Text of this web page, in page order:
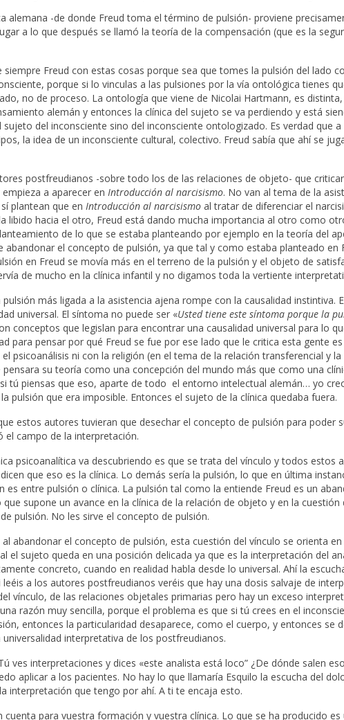
alemana -de donde Freud toma el término de pulsión- proviene
a lo que después se llamó la teoría de la compensación (que es la
siempre Freud con estas cosas porque sea que tomes la pulsión del lado
porque si lo vinculas a las pulsiones por la vía ontológica tienes
no de proceso. La ontología que viene de Nicolai Hartmann, es
alemán y entonces la clínica del sujeto se va perdiendo y está
del inconsciente sino del inconsciente ontologizado. Es verdad que
la idea de un inconsciente cultural, colectivo. Freud sabía que ahí se
postfreudianos -sobre todo los de las relaciones de objeto- que
a aparecer en Introducción al narcisismo. No van al tema de la
plantean que en Introducción al narcisismo al tratar de diferenciar el
libido hacia el otro, Freud está dando mucha importancia al otro como
de lo que se estaba planteando por ejemplo en la teoría del
abandonar el concepto de pulsión, ya que tal y como estaba planteado en
en Freud se movía más en el terreno de la pulsión y el objeto de
de mucho en la clínica infantil y no digamos toda la vertiente
más ligada a la asistencia ajena rompe con la causalidad instintiva.
universal. El síntoma no puede ser «Usted tiene este síntoma porque la
conceptos que legislan para encontrar una causalidad universal para lo
para pensar por qué Freud se fue por ese lado que le critica esta gente
psicoanálisis ni con la religión (en el tema de la relación transferencial y
su teoría como una concepción del mundo más que como una
tú piensas que eso, aparte de todo el entorno intelectual alemán… yo
pulsión que era imposible. Entonces el sujeto de la clínica quedaba fuera.
estos autores tuvieran que desechar el concepto de pulsión para poder
el campo de la interpretación.
psicoanalítica va descubriendo es que se trata del vínculo y todos estos
que eso es la clínica. Lo demás sería la pulsión, lo que en última
es entre pulsión o clínica. La pulsión tal como la entiende Freud es un
supone un avance en la clínica de la relación de objeto y en la cuestión
pulsión. No les sirve el concepto de pulsión.
abandonar el concepto de pulsión, esta cuestión del vínculo se orienta en
el sujeto queda en una posición delicada ya que es la interpretación del
concreto, cuando en realidad habla desde lo universal. Ahí la
a los autores postfreudianos veréis que hay una dosis salvaje de
vínculo, de las relaciones objetales primarias pero hay un exceso
razón muy sencilla, porque el problema es que si tú crees en el
entonces la particularidad desaparece, como el cuerpo, y entonces se
interpretativa de los postfreudianos.
ves interpretaciones y dices «este analista está loco” ¿De dónde salen
aplicar a los pacientes. No hay lo que llamaría Esquilo la escucha del
interpretación que tengo por ahí. A ti te encaja esto.
cuenta para vuestra formación y vuestra clínica. Lo que se ha producido es